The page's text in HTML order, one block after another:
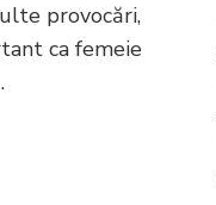
provocări,
ca femeie